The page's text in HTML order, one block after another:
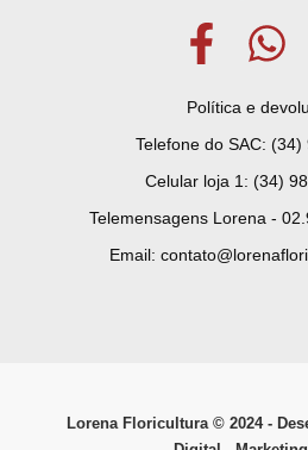
Política e
Telefone do SAC: (34)
Celular loja 1: (34)
Telemensagens Lorena -
Email:
Lorena Floricultura © ­2024 -